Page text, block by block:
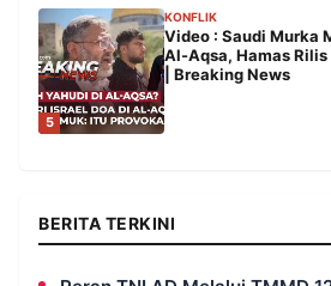
5
KONFLIK
Video : Saudi Murka
Al-Aqsa, Hamas
| Breaking News
BERITA TERKINI